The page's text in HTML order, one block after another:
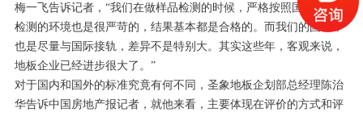
梅一飞告诉记者，“我们在做样品检测的时候，严格按照国标进行，
检测的环境也是很严苛的，结果基本都是合格的。而我们的国标，
也是尽量与国际接轨，差异不是特别大。其实这些年，客观来说，
地板企业已经进步很大了。”
对于国内和国外的标准究竟有何不同，圣象地板企划部总经理陈治
华告诉中国房地产报记者，就他来看，主要体现在评价的方式和评